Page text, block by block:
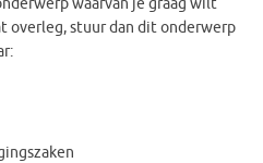
overleg, stuur dan dit onderwerp